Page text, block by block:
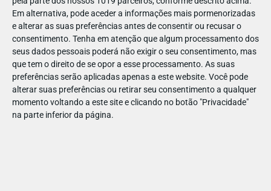
Em alternativa, pode aceder a informações mais pormenorizadas
e alterar as suas preferências antes de consentir ou recusar o
consentimento. Tenha em atenção que algum processamento dos
seus dados pessoais poderá não exigir o seu consentimento, mas
que tem o direito de se opor a esse processamento. As suas
preferências serão aplicadas apenas a este website. Você pode
alterar suas preferências ou retirar seu consentimento a qualquer
momento voltando a este site e clicando no botão "Privacidade"
na parte inferior da página.
784581774134051